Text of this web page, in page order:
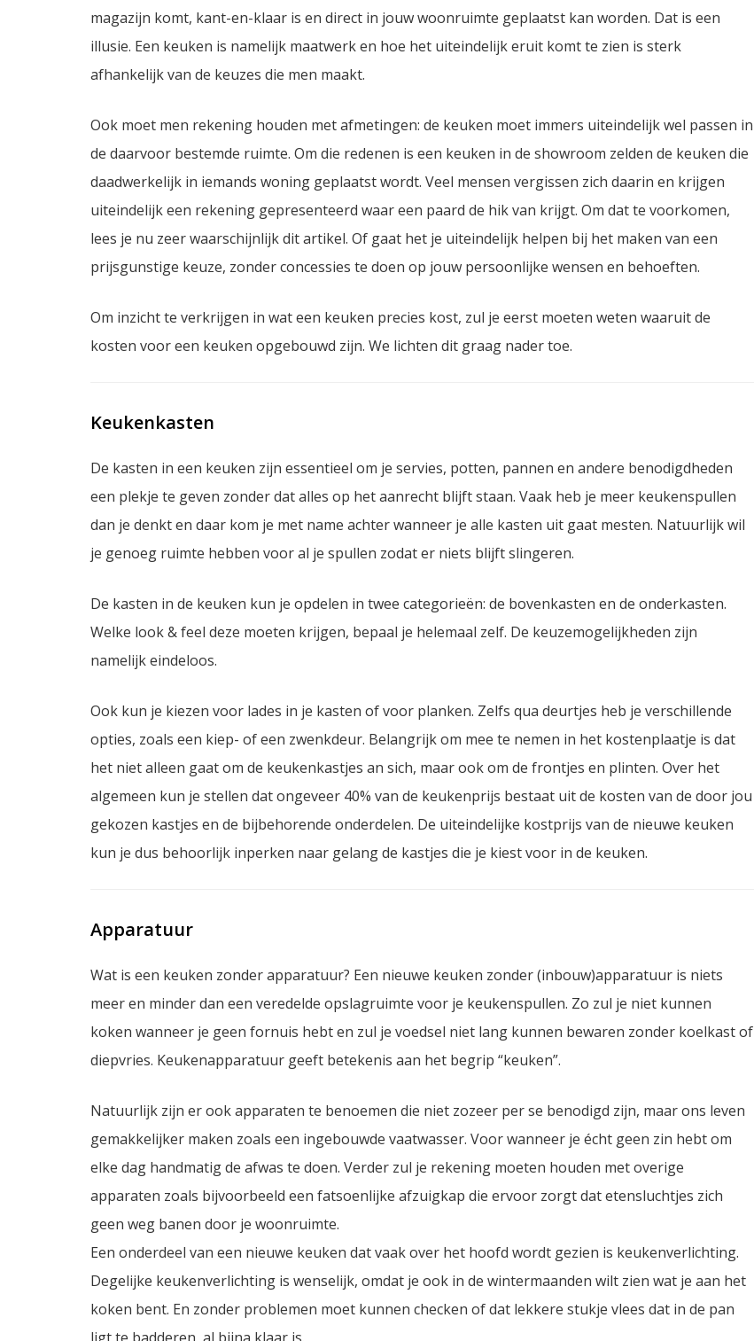
magazijn komt, kant-en-klaar is en direct in jouw woonruimte geplaatst kan worden. Dat is een
illusie. Een keuken is namelijk maatwerk en hoe het uiteindelijk eruit komt te zien is sterk
afhankelijk van de keuzes die men maakt.
Ook moet men rekening houden met afmetingen: de keuken moet immers uiteindelijk wel passen in
de daarvoor bestemde ruimte. Om die redenen is een keuken in de showroom zelden de keuken die
daadwerkelijk in iemands woning geplaatst wordt. Veel mensen vergissen zich daarin en krijgen
uiteindelijk een rekening gepresenteerd waar een paard de hik van krijgt. Om dat te voorkomen,
lees je nu zeer waarschijnlijk dit artikel. Of gaat het je uiteindelijk helpen bij het maken van een
prijsgunstige keuze, zonder concessies te doen op jouw persoonlijke wensen en behoeften.
Om inzicht te verkrijgen in wat een keuken precies kost, zul je eerst moeten weten waaruit de
kosten voor een keuken opgebouwd zijn. We lichten dit graag nader toe.
Keukenkasten
De kasten in een keuken zijn essentieel om je servies, potten, pannen en andere benodigdheden
een plekje te geven zonder dat alles op het aanrecht blijft staan. Vaak heb je meer keukenspullen
dan je denkt en daar kom je met name achter wanneer je alle kasten uit gaat mesten. Natuurlijk wil
je genoeg ruimte hebben voor al je spullen zodat er niets blijft slingeren.
De kasten in de keuken kun je opdelen in twee categorieën: de bovenkasten en de onderkasten.
Welke look & feel deze moeten krijgen, bepaal je helemaal zelf. De keuzemogelijkheden zijn
namelijk eindeloos.
Ook kun je kiezen voor lades in je kasten of voor planken. Zelfs qua deurtjes heb je verschillende
opties, zoals een kiep- of een zwenkdeur. Belangrijk om mee te nemen in het kostenplaatje is dat
het niet alleen gaat om de keukenkastjes an sich, maar ook om de frontjes en plinten. Over het
algemeen kun je stellen dat ongeveer 40% van de keukenprijs bestaat uit de kosten van de door jou
gekozen kastjes en de bijbehorende onderdelen. De uiteindelijke kostprijs van de nieuwe keuken
kun je dus behoorlijk inperken naar gelang de kastjes die je kiest voor in de keuken.
Apparatuur
Wat is een keuken zonder apparatuur? Een nieuwe keuken zonder (inbouw)apparatuur is niets
meer en minder dan een veredelde opslagruimte voor je keukenspullen. Zo zul je niet kunnen
koken wanneer je geen fornuis hebt en zul je voedsel niet lang kunnen bewaren zonder koelkast of
diepvries. Keukenapparatuur geeft betekenis aan het begrip “keuken”.
Natuurlijk zijn er ook apparaten te benoemen die niet zozeer per se benodigd zijn, maar ons leven
gemakkelijker maken zoals een ingebouwde vaatwasser. Voor wanneer je écht geen zin hebt om
elke dag handmatig de afwas te doen. Verder zul je rekening moeten houden met overige
apparaten zoals bijvoorbeeld een fatsoenlijke afzuigkap die ervoor zorgt dat etensluchtjes zich
geen weg banen door je woonruimte.
Een onderdeel van een nieuwe keuken dat vaak over het hoofd wordt gezien is keukenverlichting.
Degelijke keukenverlichting is wenselijk, omdat je ook in de wintermaanden wilt zien wat je aan het
koken bent. En zonder problemen moet kunnen checken of dat lekkere stukje vlees dat in de pan